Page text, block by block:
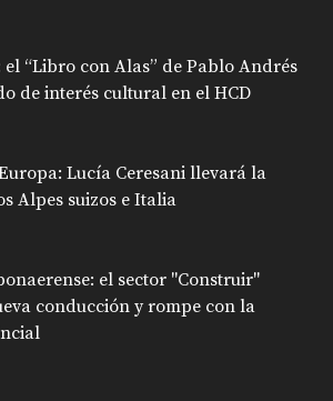
“Libro con Alas” de Pablo Andrés
de interés cultural en el HCD
Lucía Ceresani llevará la
Alpes suizos e Italia
el sector "Construir"
conducción y rompe con la